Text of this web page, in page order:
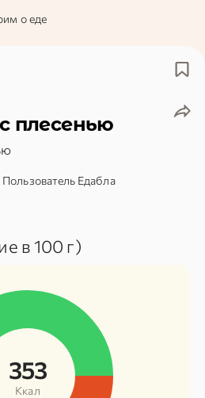
о еде
плесенью
Пользователь Едабла
в 100 г)
353
Ккал